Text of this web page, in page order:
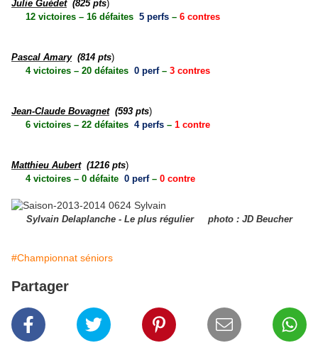
Julie Guédet (825 pts)
12 victoires – 16 défaites 5 perfs – 6 contres
Pascal Amary (814 pts)
4 victoires – 20 défaites 0 perf – 3 contres
Jean-Claude Bovagnet (593 pts)
6 victoires – 22 défaites 4 perfs – 1 contre
Matthieu Aubert (1216 pts)
4 victoires – 0 défaite 0 perf – 0 contre
Sylvain Delaplanche - Le plus régulier photo : JD Beucher
#Championnat séniors
Partager